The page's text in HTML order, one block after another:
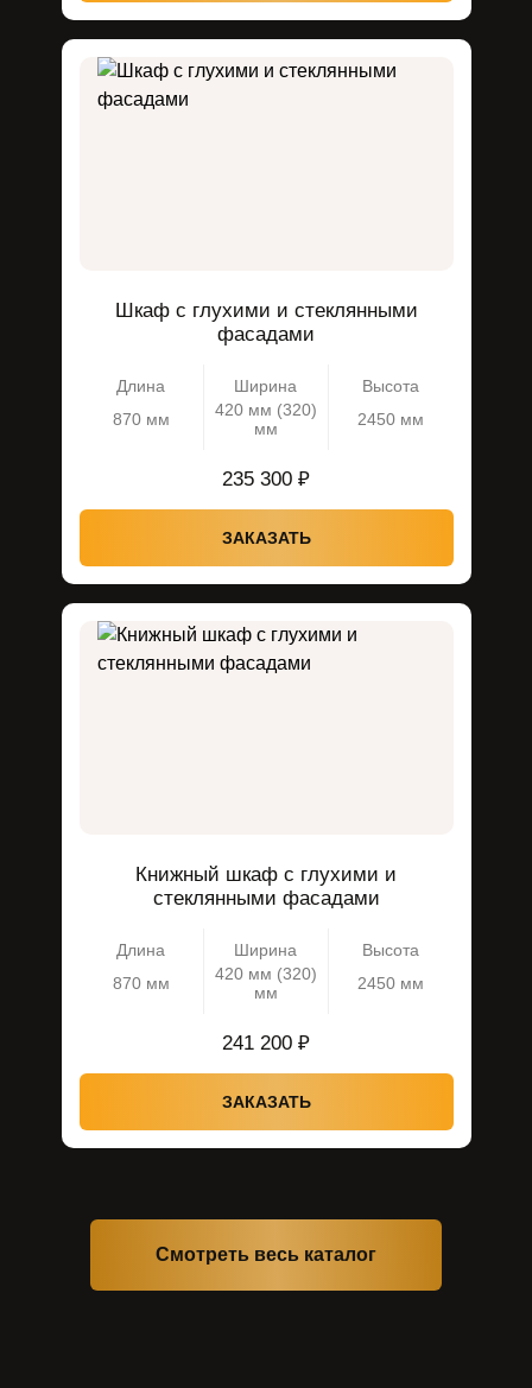
Шкаф с глухими и стеклянными
фасадами
Длина
870 мм
Ширина
420 мм (320)
мм
Высота
2450 мм
235 300 ₽
ЗАКАЗАТЬ
Книжный шкаф с глухими и
стеклянными фасадами
Длина
870 мм
Ширина
420 мм (320)
мм
Высота
2450 мм
241 200 ₽
ЗАКАЗАТЬ
Cмотреть весь каталог